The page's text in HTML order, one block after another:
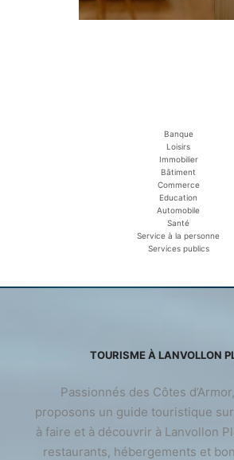
Banque
Loisirs
Immobilier
Bâtiment
Commerce
Education
Automobile
Santé
Service à la personne
Services publics
TOURISME À LANVOLLON
Passionnés des Côtes
proposons un guide touristique sur
à faire et à découvrir à Lanvollon
restaurants, hébergements et